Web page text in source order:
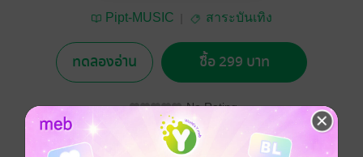
Pipt-MUSIC สาระบันเทิง
ทดลองอ่าน ซื้อ 299 บาท
No Rating